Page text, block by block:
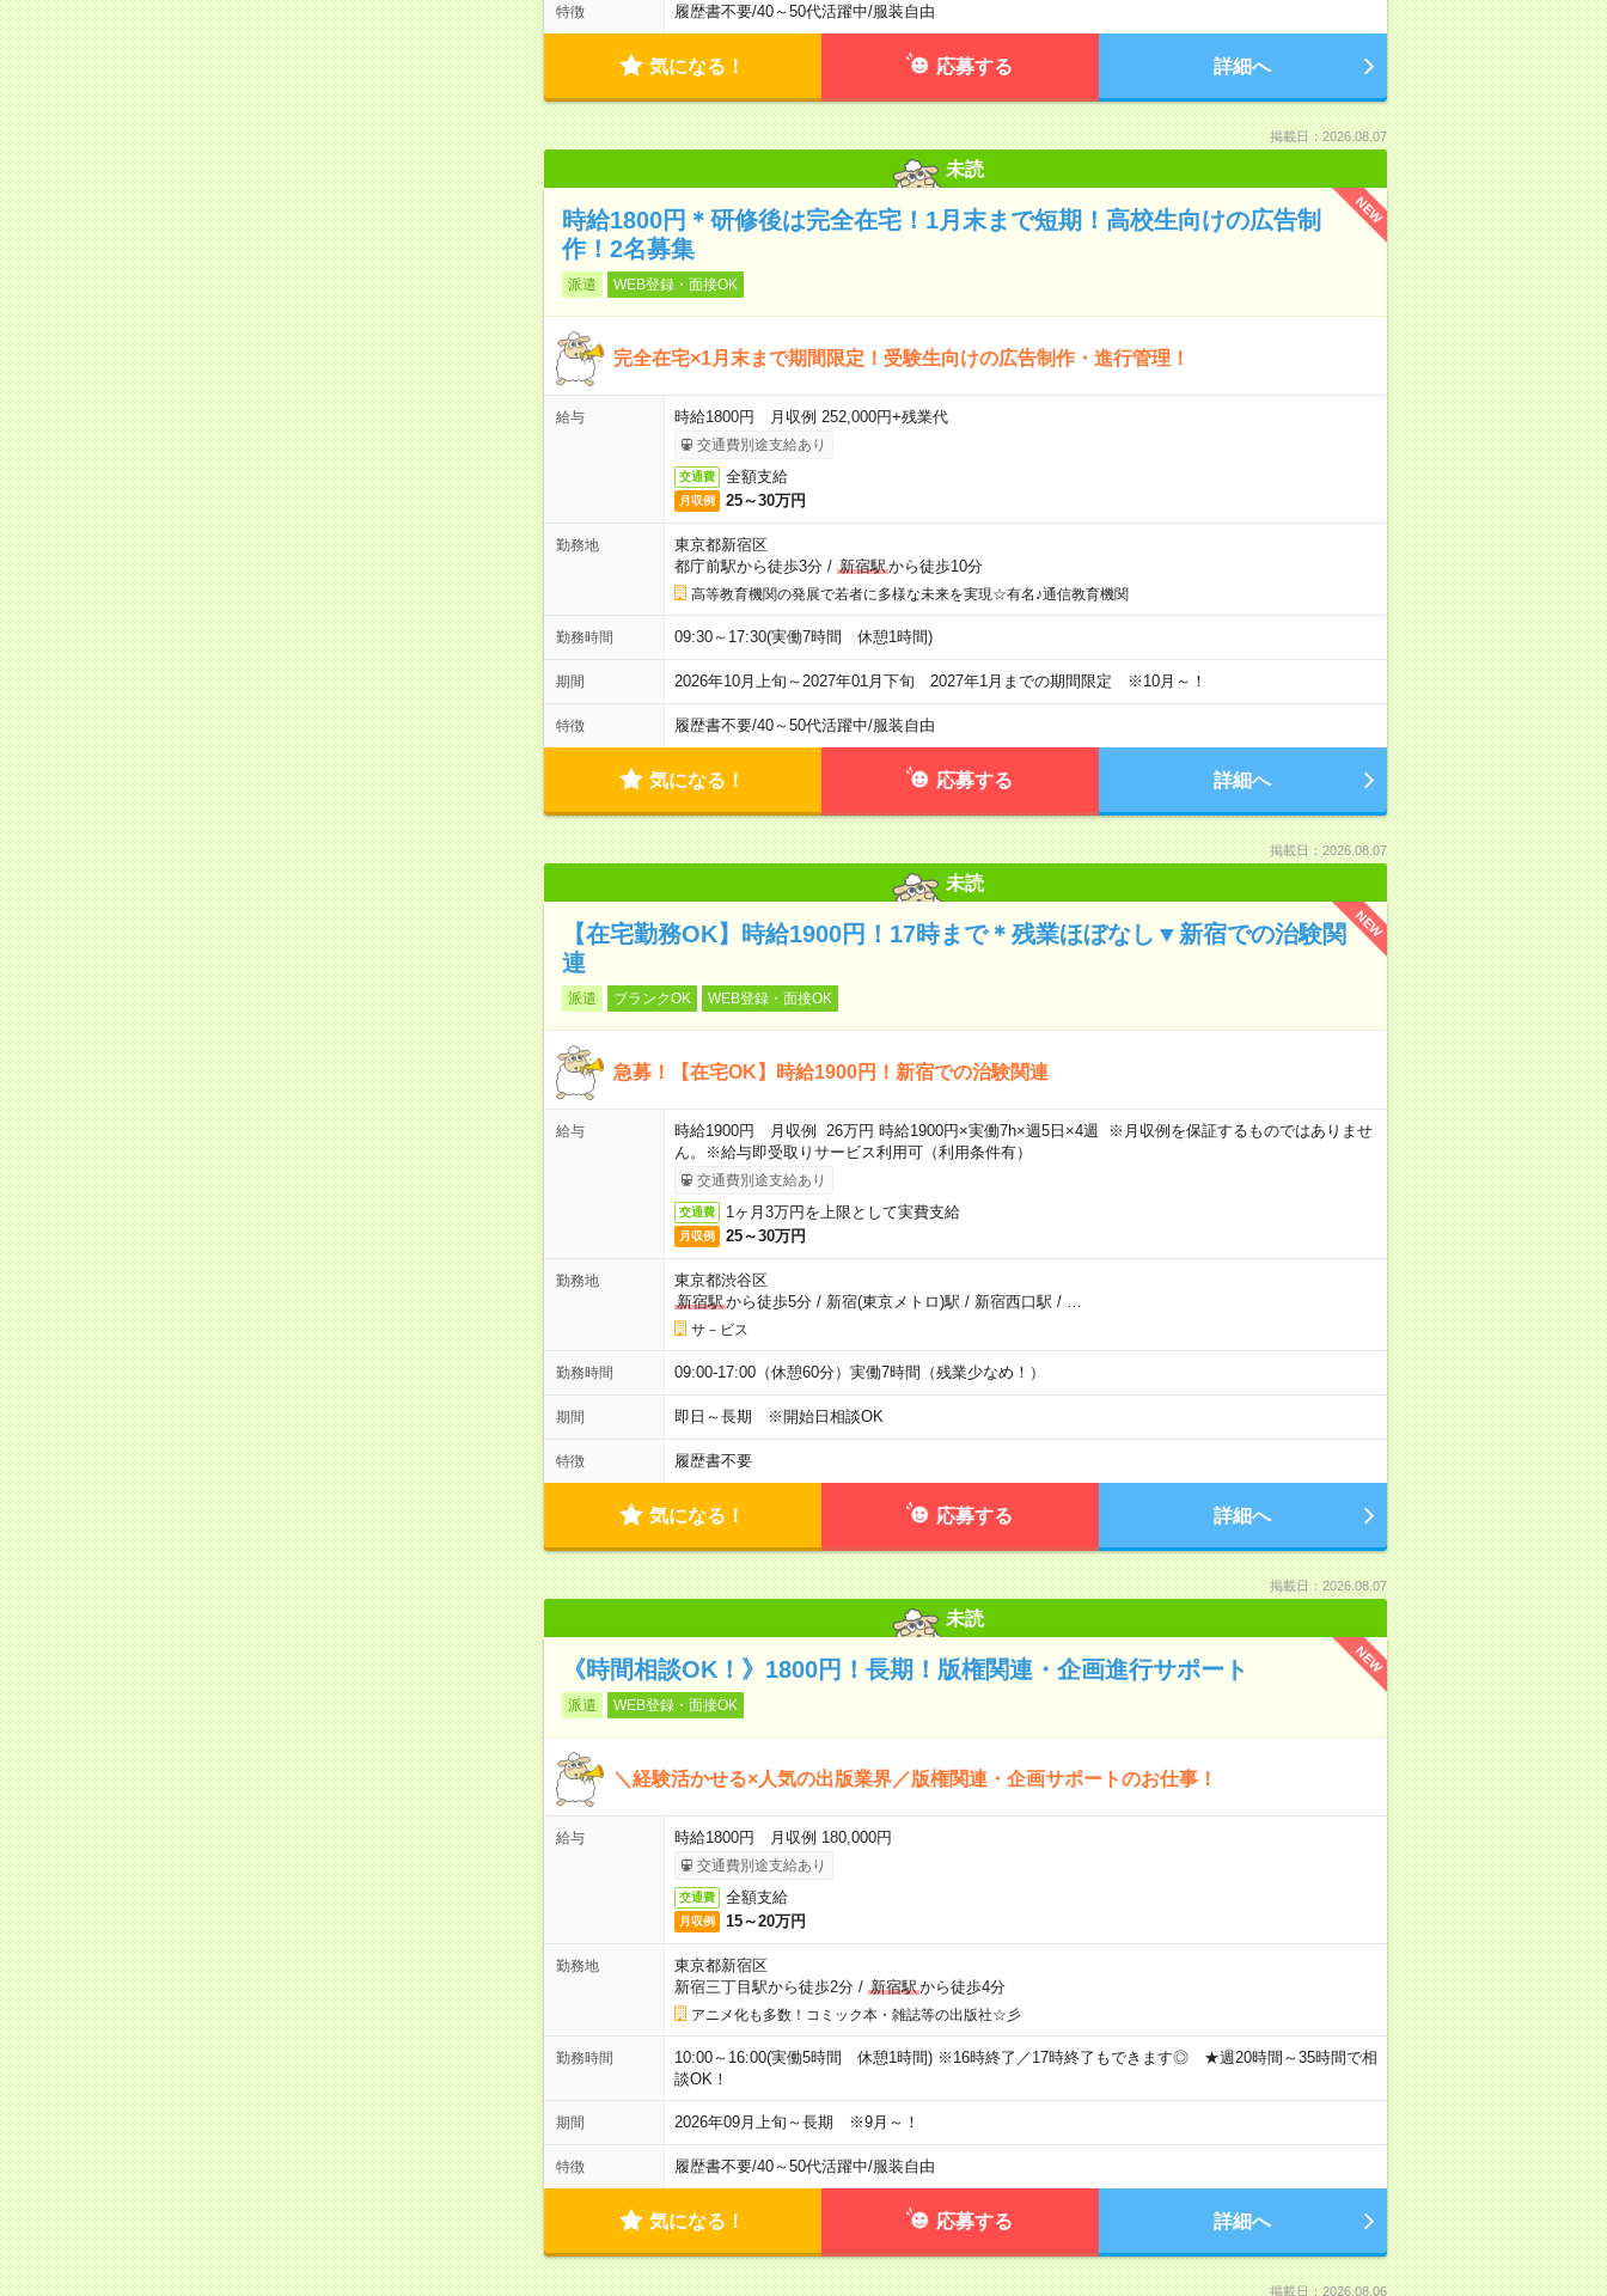
特徴 履歴書不要/40～50代活躍中/服装自由
気になる！ 応募する 詳細へ
掲載日：2026.08.07
未読
NEW
時給1800円＊研修後は完全在宅！1月末まで短期！高校生向けの広告制
作！2名募集
派遣 WEB登録・面接OK
完全在宅×1月末まで期間限定！受験生向けの広告制作・進行管理！
給与 時給1800円 月収例 252,000円+残業代
交通費別途支給あり
交通費 全額支給
月収例 25～30万円
勤務地
東京都新宿区
都庁前駅から徒歩3分/ 新宿駅から徒歩10分
高等教育機関の発展で若者に多様な未来を実現☆有名♪通信教育機関
勤務時間 09:30～17:30(実働7時間 休憩1時間)
期間 2026年10月上旬～2027年01月下旬 2027年1月までの期間限定 ※10月～！
特徴 履歴書不要/40～50代活躍中/服装自由
気になる！ 応募する 詳細へ
掲載日：2026.08.07
未読
NEW
【在宅勤務OK】時給1900円！17時まで＊残業ほぼなし▼新宿での治験関
連
派遣 ブランクOK WEB登録・面接OK
急募！【在宅OK】時給1900円！新宿での治験関連
給与
時給1900円 月収例 26万円 時給1900円×実働7h×週5日×4週 ※月収例を保証するものではありませ
ん。※給与即受取りサービス利用可（利用条件有）
交通費別途支給あり
交通費 1ヶ月3万円を上限として実費支給
月収例 25～30万円
勤務地
東京都渋谷区
新宿駅から徒歩5分/ 新宿(東京メトロ)駅 / 新宿西口駅 /
サ－ビス
勤務時間 09:00-17:00（休憩60分）実働7時間（残業少なめ！）
期間 即日～長期 ※開始日相談OK
特徴 履歴書不要
気になる！ 応募する 詳細へ
掲載日：2026.08.07
未読
NEW
《時間相談OK！》1800円！長期！版権関連・企画進行サポート
派遣 WEB登録・面接OK
＼経験活かせる×人気の出版業界／版権関連・企画サポートのお仕事！
給与 時給1800円 月収例 180,000円
交通費別途支給あり
交通費 全額支給
月収例 15～20万円
勤務地
東京都新宿区
新宿三丁目駅から徒歩2分/ 新宿駅から徒歩4分
アニメ化も多数！コミック本・雑誌等の出版社☆彡
勤務時間
10:00～16:00(実働5時間 休憩1時間) ※16時終了／17時終了もできます◎ ★週20時間～35時間で相
談OK！
期間 2026年09月上旬～長期 ※9月～！
特徴 履歴書不要/40～50代活躍中/服装自由
気になる！ 応募する 詳細へ
掲載日：2026.08.06